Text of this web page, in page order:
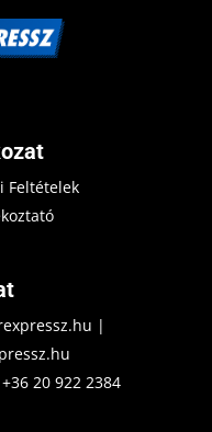
Feltételek
|
+36 20 922 2384